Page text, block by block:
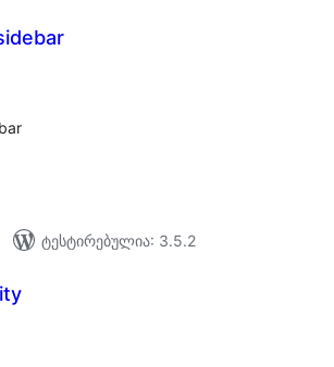
ტესტირებულია: 3.5.2